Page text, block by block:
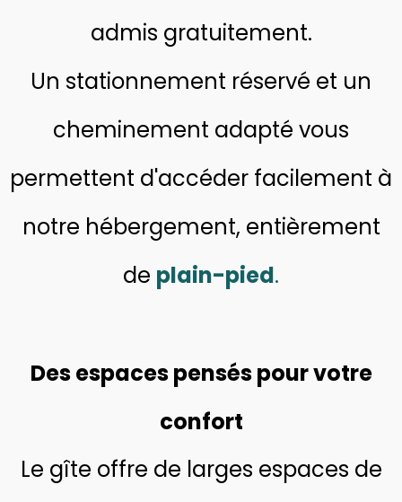
admis gratuitement.
Un stationnement réservé et un
cheminement adapté vous
permettent d'accéder facilement à
notre hébergement, entièrement
de plain-pied.
Des espaces pensés pour votre
confort
Le gîte offre de larges espaces de